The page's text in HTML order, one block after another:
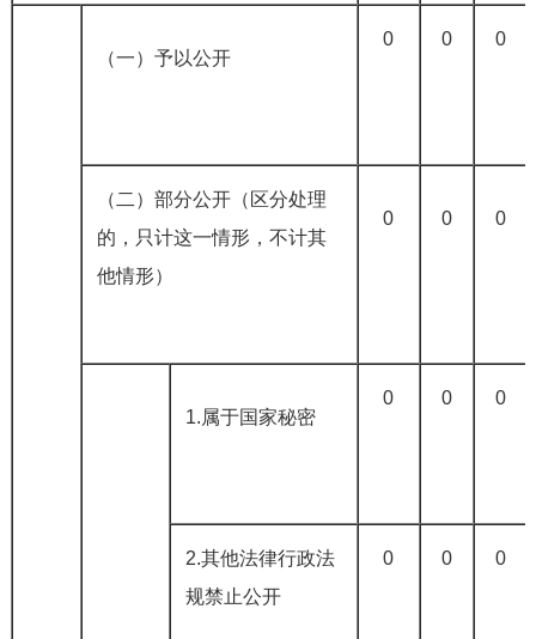
（一）予以公开
0 0 0
（二）部分公开（区分处理
的，只计这一情形，不计其
他情形）
0 0 0
1.属于国家秘密
0 0 0
2.其他法律行政法
规禁止公开
0 0 0